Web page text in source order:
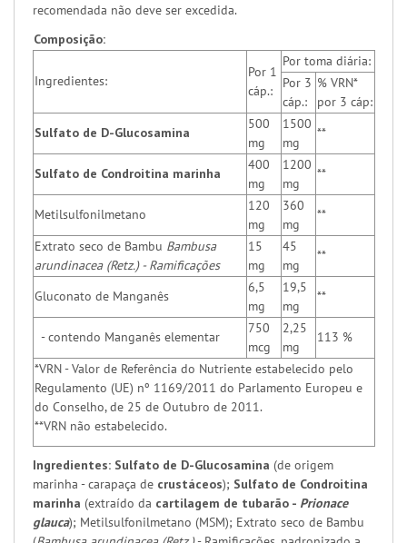
recomendada não deve ser excedida.
Composição:
Ingredientes:
Por 1
cáp.:
Por toma diária:
Por 3
cáp.:
% VRN*
por 3 cáp:
Sulfato de D-Glucosamina
500
mg
1500
mg
**
Sulfato de Condroitina marinha
400
mg
1200
mg
**
Metilsulfonilmetano
120
mg
360
mg
**
Extrato seco de Bambu Bambusa
arundinacea (Retz.) - Ramificações
15
mg
45
mg
**
Gluconato de Manganês
6,5
mg
19,5
mg
**
- contendo Manganês elementar
750
mcg
2,25
mg
113 %
*VRN - Valor de Referência do Nutriente estabelecido pelo
Regulamento (UE) nº 1169/2011 do Parlamento Europeu e
do Conselho, de 25 de Outubro de 2011.
**VRN não estabelecido.
Ingredientes: Sulfato de D-Glucosamina (de origem
marinha - carapaça de crustáceos); Sulfato de Condroitina
marinha (extraído da cartilagem de tubarão - Prionace
glauca); Metilsulfonilmetano (MSM); Extrato seco de Bambu